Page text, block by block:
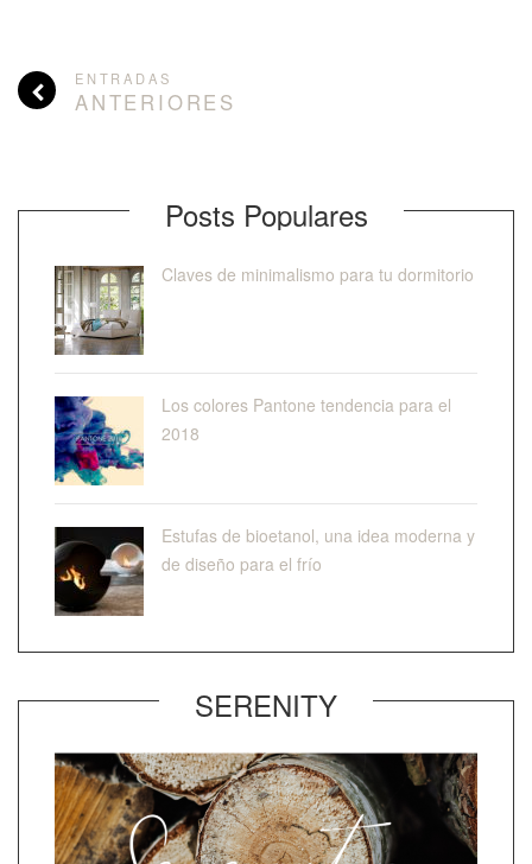
ENTRADAS
ANTERIORES
Posts Populares
Claves de minimalismo para tu dormitorio
Los colores Pantone tendencia para el
2018
Estufas de bioetanol, una idea moderna y
de diseño para el frío
SERENITY